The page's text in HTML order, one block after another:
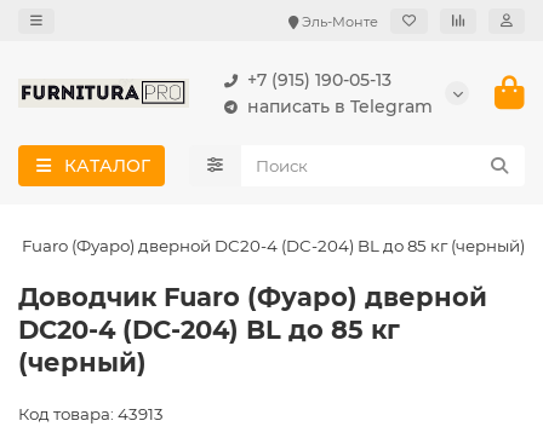
Эль-Монте
+7 (915) 190-05-13
написать в Telegram
КАТАЛОГ
Fuaro (Фуаро) дверной DC20-4 (DC-204) BL до 85 кг (черный)
Доводчик Fuaro (Фуаро) дверной
DC20-4 (DC-204) BL до 85 кг
(черный)
Код товара: 43913